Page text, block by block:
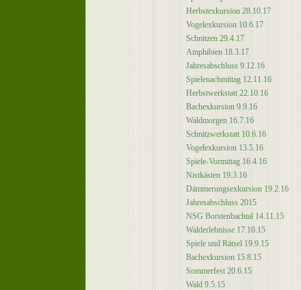
Herbstexkursion 28.10.17
Vogelexkursion 10.6.17
Schnitzen 29.4.17
Amphibien 18.3.17
Jahresabschluss 9.12.16
Spielenachmittag 12.11.16
Herbstwerkstatt 22.10.16
Bachexkursion 9.9.16
Waldmorgen 16.7.16
Schnitzwerkstatt 10.6.16
Vogelexkursion 13.5.16
Spiele-Vormittag 16.4.16
Nistkästen 19.3.16
Dämmerungsexkursion 19.2.16
Jahresabschluss 2015
NSG Borstenbachtal 14.11.15
Walderlebnisse 17.10.15
Spiele und Rätsel 19.9.15
Bachexkursion 15.8.15
Sommerfest 20.6.15
Wald 9.5.15